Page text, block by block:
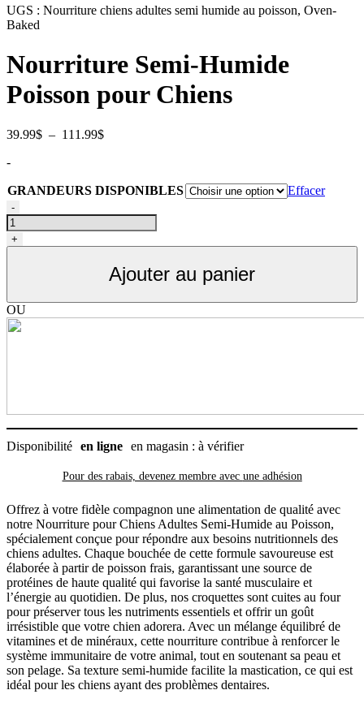
UGS : Nourriture chiens adultes semi humide au poisson, Oven-
Baked
Nourriture Semi-Humide
Poisson pour Chiens
39.99$ – 111.99$Plage
à
-
GRANDEURS DISPONIBLES
Effacer
quantité
de
Nourriture
pour
humide
au
-
+
Ajouter au panier
OU
Disponibilité en ligne en magasin : à vérifier
Pour des rabais, devenez membre avec une adhésion
Offrez à votre fidèle compagnon une alimentation de qualité avec
notre Nourriture pour Chiens Adultes Semi-Humide au Poisson,
spécialement conçue pour répondre aux besoins nutritionnels des
chiens adultes. Chaque bouchée de cette formule savoureuse est
élaborée à partir de poisson frais, garantissant une source de
protéines de haute qualité qui favorise la santé musculaire et
l’énergie au quotidien. De plus, nos croquettes sont cuites au four
pour préserver tous les nutriments essentiels et offrir un goût
irrésistible que votre chien adorera. Avec un mélange équilibré de
vitamines et de minéraux, cette nourriture contribue à renforcer le
système immunitaire de votre animal, tout en soutenant sa peau et
son pelage. Sa texture semi-humide facilite la mastication, ce qui est
idéal pour les chiens ayant des problèmes dentaires.